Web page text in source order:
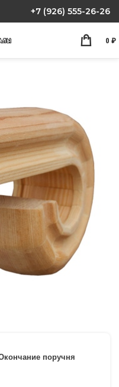
+7 (926) 555-26-26
0 ₽
поручня